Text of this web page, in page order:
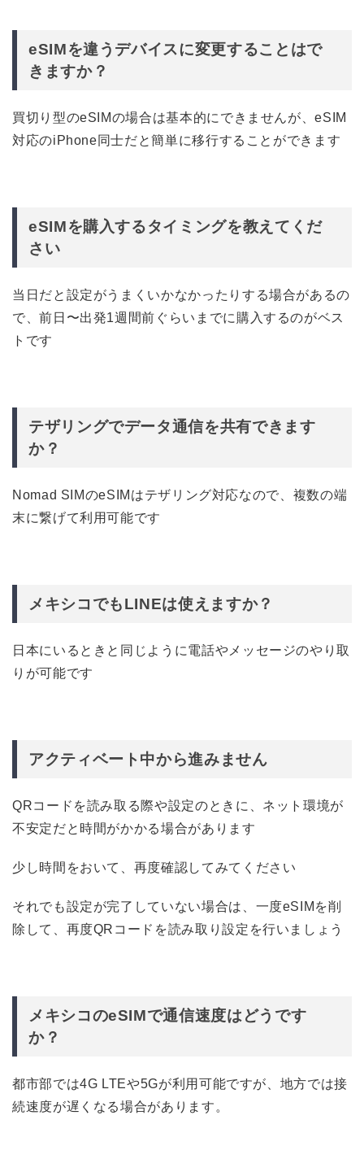
eSIMを違うデバイスに変更することはで
きますか？
買切り型のeSIMの場合は基本的にできませんが、eSIM
対応のiPhone同士だと簡単に移行することができます
eSIMを購入するタイミングを教えてくだ
さい
当日だと設定がうまくいかなかったりする場合があるの
で、前日〜出発1週間前ぐらいまでに購入するのがベス
トです
テザリングでデータ通信を共有できます
か？
Nomad SIMのeSIMはテザリング対応なので、複数の端
末に繋げて利用可能です
メキシコでもLINEは使えますか？
日本にいるときと同じように電話やメッセージのやり取
りが可能です
アクティベート中から進みません
QRコードを読み取る際や設定のときに、ネット環境が
不安定だと時間がかかる場合があります
少し時間をおいて、再度確認してみてください
それでも設定が完了していない場合は、一度eSIMを削
除して、再度QRコードを読み取り設定を行いましょう
メキシコのeSIMで通信速度はどうです
か？
都市部では4G LTEや5Gが利用可能ですが、地方では接
続速度が遅くなる場合があります。